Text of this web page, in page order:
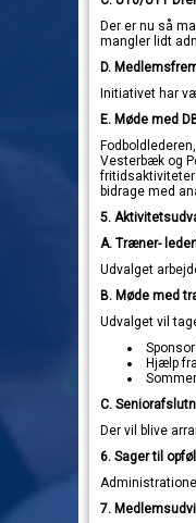
Der er nu så
mangler lidt
D.
Initiativet har
E. Møde med
Vesterbæk og
fritidsaktiviteter
bidrage med
5.
A. Træner-
Udvalget
B. Møde med
Udvalget vil
Hjælp
C.
Der vil blive
6. Sager til
7.